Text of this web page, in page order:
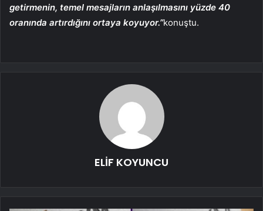
getirmenin, temel mesajların anlaşılmasını yüzde 40
oranında artırdığını ortaya koyuyor.”konuştu.
ELİF KOYUNCU